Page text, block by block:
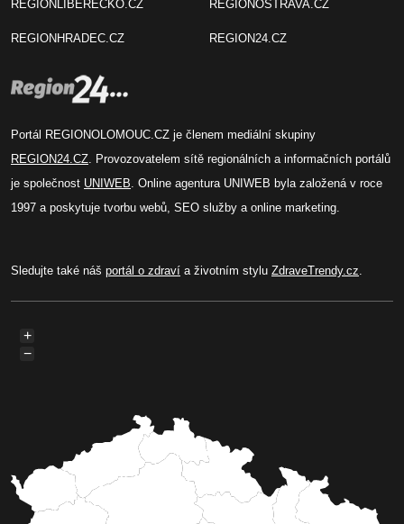
REGIONLIBERECKO.CZ
REGIONHRADEC.CZ
REGIONOSTRAVA.CZ
REGION24.CZ
Portál REGIONOLOMOUC.CZ je členem mediální skupiny
REGION24.CZ . Provozovatelem sítě regionálních a informačních portálů
je společnost UNIWEB . Online agentura UNIWEB byla založená v roce
1997 a poskytuje tvorbu webů, SEO služby a online marketing.
Sledujte také náš portál o zdraví a životním stylu ZdraveTrendy.cz
+
−